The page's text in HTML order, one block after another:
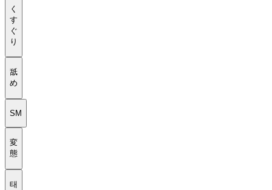
く
す
ぐ
り
舐
め
SM
変
態
태